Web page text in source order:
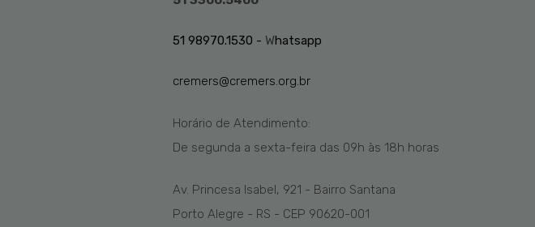
51 98970.1530 - Whatsapp
cremers@cremers.org.br
Horário de Atendimento:
De segunda a sexta-feira das 09h às 18h horas
Av. Princesa Isabel, 921 - Bairro Santana
Porto Alegre - RS - CEP 90620-001